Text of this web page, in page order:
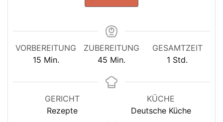
VORBEREITUNG
15Minuten
Min.
ZUBEREITUNG
45 Minuten
Min.
GESAMTZEIT
1 Stunde
Std.
GERICHT
Rezepte
KÜCHE
Deutsche Küche